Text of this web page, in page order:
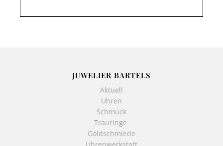
JUWELIER BARTELS
Aktuell
Uhren
Schmuck
Trauringe
Goldschmiede